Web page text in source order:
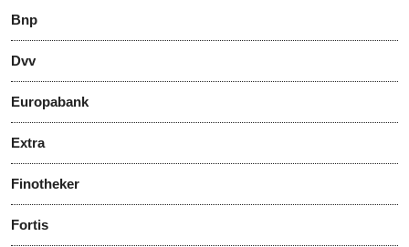
Bnp
Dvv
Europabank
Extra
Finotheker
Fortis